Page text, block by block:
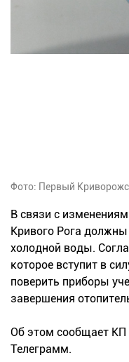
Фото: Первый
В связи с
Кривого Рога должны
холодной воды.
которое вступит в
поверить приборы
завершения
Об этом сообщает КП
Телеграмм.